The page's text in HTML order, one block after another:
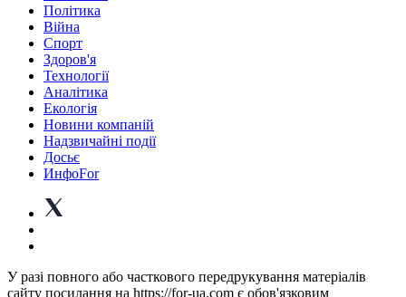
Політика
Війна
Спорт
Здоров'я
Технології
Аналітика
Екологія
Новини компаній
Надзвичайні події
Досьє
ИнфоFor
У разі повного або часткового передрукування матеріалів
сайту посилання на https://for-ua.com є обов'язковим